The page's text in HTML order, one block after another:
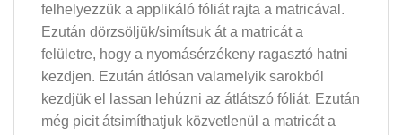
felhelyezzük a applikáló fóliát rajta a matricával.
Ezután dörzsöljük/simítsuk át a matricát a
felületre, hogy a nyomásérzékeny ragasztó hatni
kezdjen. Ezután átlósan valamelyik sarokból
kezdjük el lassan lehúzni az átlátszó fóliát. Ezután
még picit átsimíthatjuk közvetlenül a matricát a